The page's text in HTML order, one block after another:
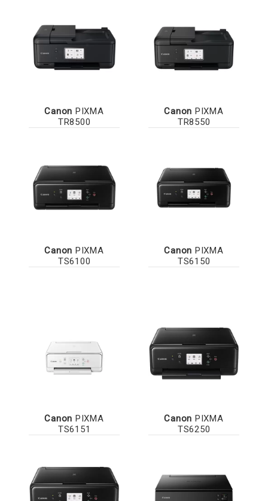
Canon PIXMA
TR8500
Canon PIXMA
TR8550
Canon PIXMA
TS6100
Canon PIXMA
TS6150
Canon PIXMA
TS6151
Canon PIXMA
TS6250